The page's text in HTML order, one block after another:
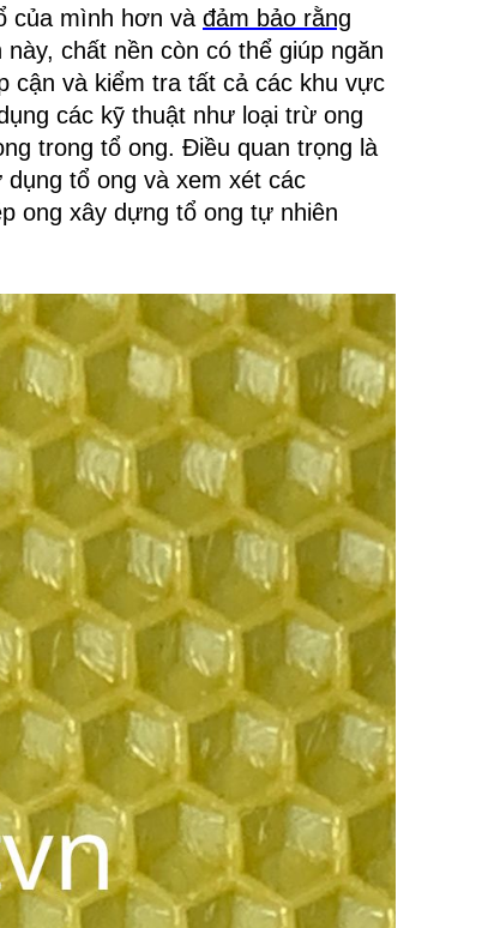
của mình hơn và đảm bảo rằng
chất nền còn có thể giúp ngăn
cận và kiểm tra tất cả các khu vực
các kỹ thuật như loại trừ ong
trong tổ ong. Điều quan trọng là
tổ ong và xem xét các
ong xây dựng tổ ong tự nhiên